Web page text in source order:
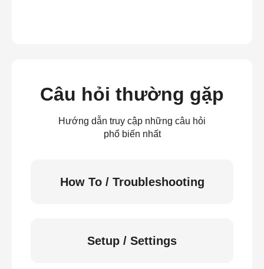
Câu hỏi thường gặp
Hướng dẫn truy cập những câu hỏi
phổ biến nhất
How To / Troubleshooting
Setup / Settings